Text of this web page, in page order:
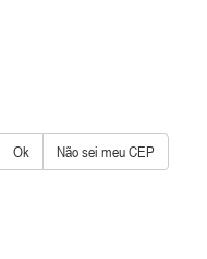
Ok Não sei meu CEP